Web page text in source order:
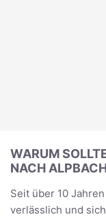
WARUM
NACH
Seit über 10
verlässlich und